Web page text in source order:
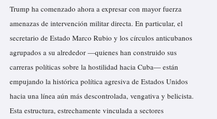
Trump ha comenzado ahora a expresar con mayor fuerza
amenazas de intervención militar directa. En particular, el
secretario de Estado Marco Rubio y los círculos anticubanos
agrupados a su alrededor —quienes han construido sus
carreras políticas sobre la hostilidad hacia Cuba— están
empujando la histórica política agresiva de Estados Unidos
hacia una línea aún más descontrolada, vengativa y belicista.
Esta estructura, estrechamente vinculada a sectores